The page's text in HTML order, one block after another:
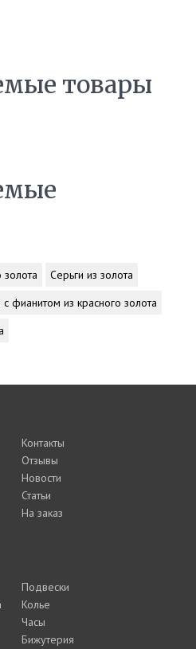
товары
золота
Серьги из золота
с фианитом из красного золота
Подвески
Колье
Часы
Бижутерия
Контакты
Отзывы
Новости
Статьи
На заказ